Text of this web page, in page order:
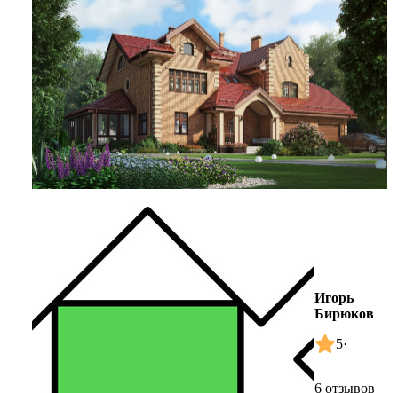
Игорь
Бирюков
5·
6 отзывов